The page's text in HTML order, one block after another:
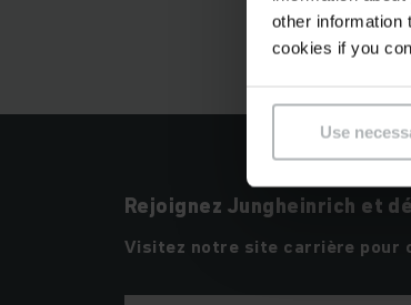
other information
cookies if you
Use
Rejoignez Jungheinrich et
Visitez notre site carrière pour